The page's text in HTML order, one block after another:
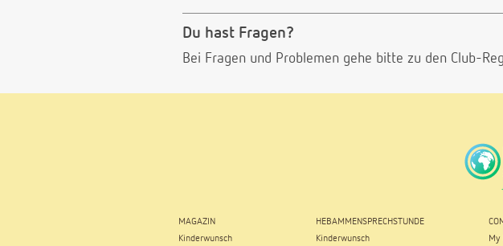
Du hast Fragen?
Bei Fragen und Problemen gehe bitte zu den Club-
MAGAZIN
Kinderwunsch
HEBAMMENSPRECHSTUNDE
Kinderwunsch
My